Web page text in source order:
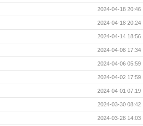
2024-04-18 20:46
2024-04-18 20:24
2024-04-14 18:56
2024-04-08 17:34
2024-04-06 05:59
2024-04-02 17:59
2024-04-01 07:19
2024-03-30 08:42
2024-03-28 14:03